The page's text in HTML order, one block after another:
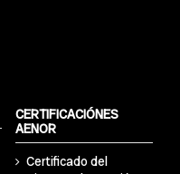
CERTIFICACIÓNES
AENOR
Certificado del